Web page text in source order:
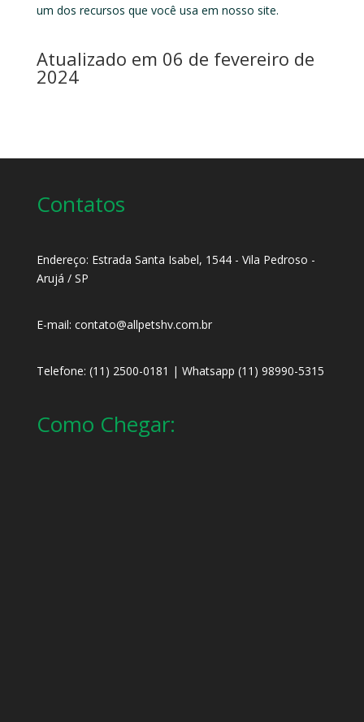
um dos recursos que você usa em nosso site.
Atualizado em 06 de fevereiro de
2024
Contatos
Endereço: Estrada Santa Isabel, 1544 - Vila Pedroso -
Arujá / SP
E-mail: contato@allpetshv.com.br
Telefone: (11) 2500-0181 | Whatsapp (11) 98990-5315
Como Chegar: